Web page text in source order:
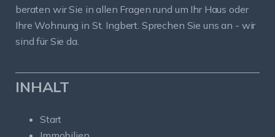
beraten wir Sie in allen Fragen rund um Ihr Haus oder
Ihre Wohnung in St. Ingbert. Sprechen Sie uns an - wir
sind für Sie da.
INHALT
Start